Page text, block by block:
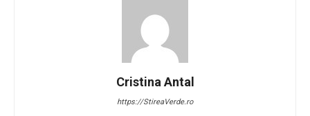
Cristina Antal
https://StireaVerde.ro